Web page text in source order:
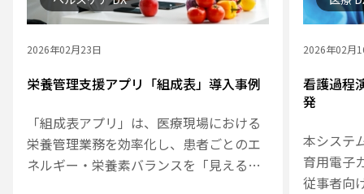
2026年02月23日
栄養管理支援アプリ「組成表」導入事例
「組成表アプリ」は、医療現場における
栄養管理業務を効率化し、患者ごとのエ
ネルギー・栄養素バランスを「見える
2026年02月
看護過程
発
本システ
育用電子
従事者向